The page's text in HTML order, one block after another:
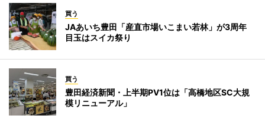
買う
JAあいち豊田「産直市場いこまい若林」が3周年
目玉はスイカ祭り
買う
豊田経済新聞・上半期PV1位は「高橋地区SC大規
模リニューアル」